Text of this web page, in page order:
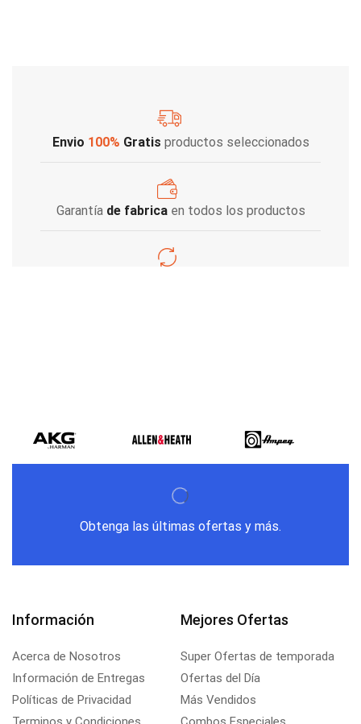
Envio 100% Gratis productos seleccionados
Garantía de fabricaen todos los productos
Obtenga las últimas ofertas y más.
Información
Acerca de Nosotros
Información de Entregas
Políticas de Privacidad
Mejores Ofertas
Super Ofertas de temporada
Ofertas del Día
Más Vendidos